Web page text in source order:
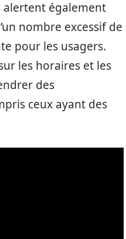
alertent également
nombre excessif de
pour les usagers.
les horaires et les
des
ceux ayant des